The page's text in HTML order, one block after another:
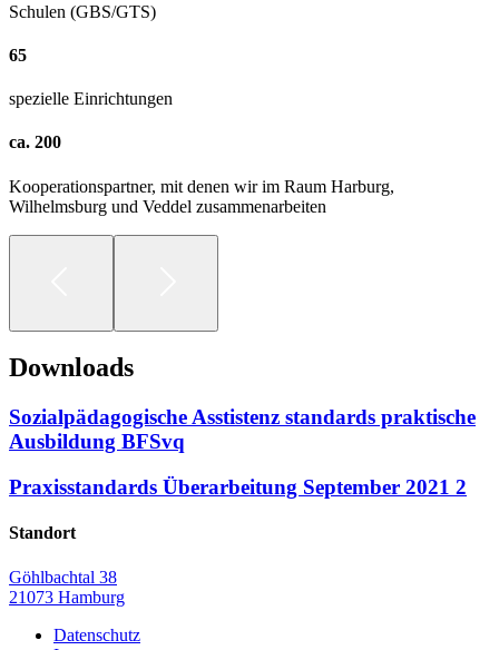
Schulen (GBS/GTS)
65
spezielle Einrichtungen
ca. 200
Kooperationspartner, mit denen wir im Raum Harburg,
Wilhelmsburg und Veddel zusammenarbeiten
Downloads
Sozialpädagogische Asstistenz standards praktische
Ausbildung BFSvq
Praxisstandards Überarbeitung September 2021 2
Standort
Göhlbachtal 38
21073 Hamburg
Datenschutz